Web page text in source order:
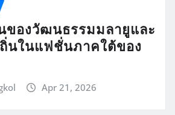
ของวัฒนธรรมมลายูและ
นในแฟชั่นภาคใต้ของ
Apr 21, 2026